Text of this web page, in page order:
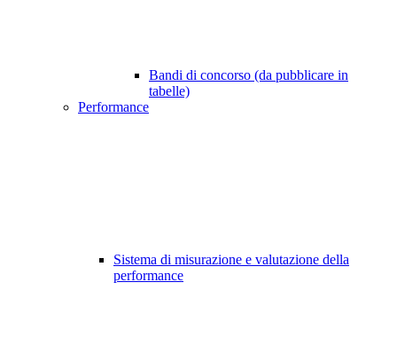
Bandi di concorso (da pubblicare in
tabelle)
Performance
Sistema di misurazione e valutazione della
performance